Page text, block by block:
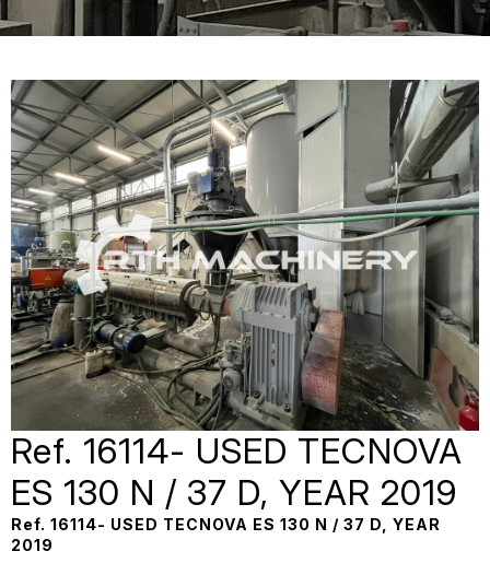
Ref. 16114- USED TECNOVA
ES 130 N / 37 D, YEAR 2019
Ref. 16114- USED TECNOVA ES 130 N / 37 D,
YEAR
2019